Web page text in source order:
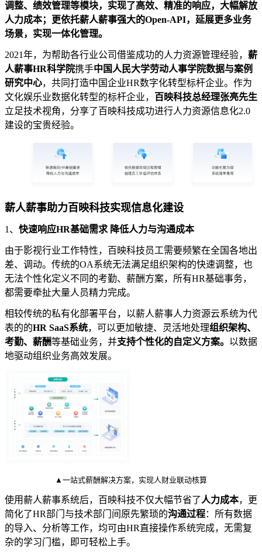
调整、绩效管理等模块，实现了高效、精准的响应，大幅解放
人力成本；更依托薪人薪事强大的Open-API，延展更多业务
场景，实现一体化管理。
2021年，为帮助各行业公司借鉴成功的人力资源管理经验， 薪
人薪事HR科学院携手中国人民大学劳动人事学院数据与案例
研究中心，共同打造中国企业HR数字化转型标杆企业。作为
文化娱乐业数据化转型的标杆企业， 百映科技总经理张亮先生
立足技术视角，分享了百映科技成功进行人力资源信息化2.0
建设的宝贵经验。
薪人薪事助力百映科技实现信息化建设
1、 快速响应HR基础需求 降低人力与沟通成本
由于影视行业工作特性，百映科技员工需要频繁在全国各地出
差、调动。传统的OA系统无法满足组织架构的快速调整，也
无法个性化定义不同的考勤、薪酬方案，所有HR基础事务，
都需要牵扯大量人员精力完成。
相较传统的私有化部署平台，以薪人薪事人力资源云系统为代
表的的HR SaaS系统，可以更加敏捷、灵活地处理组织架构、
考勤、薪酬等基础业务，并支持个性化的自定义方案。 以数据
地驱动组织业务高效发展。
▲一站式薪酬解决方案，实现人财业联动核算
使用薪人薪事系统后，百映科技不仅大幅节省了人力成本，更
简化了HR部门与技术部门间原先繁琐的沟通过程：所有数据
的导入、分析等工作，均可由HR直接操作系统完成，无需复
杂的学习门槛，即可轻松上手。